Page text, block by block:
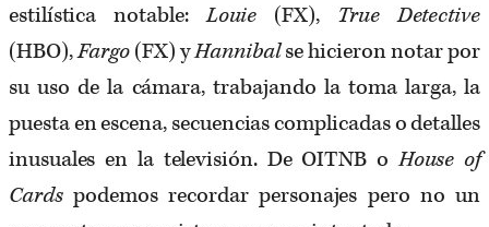
estilística notable:Louie (FX), True Detective
(HBO),Fargo(FX) yHannibalse hicieron notar por
su uso de la cámara, trabajando la toma larga, la
puesta en escena, secuencias complicadas o detalles
inusuales en la televisión. De OITNB oHouse of
Cardspodemos recordar personajes pero no un